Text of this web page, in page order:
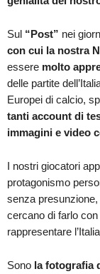
Sul “Post” nei
con cui la nostra
essere molto
delle partite
Europei di calcio,
tanti account di
immagini e video
I nostri giocatori
protagonismo
senza
cercano di farlo
rappresentare
Sono la fotografia